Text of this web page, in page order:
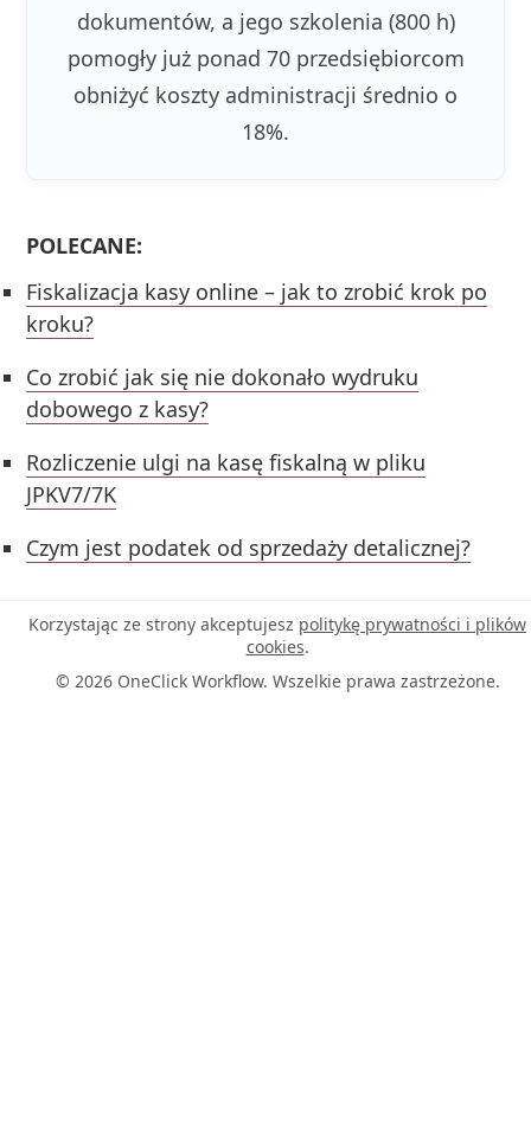
dokumentów, a jego szkolenia (800 h)
pomogły już ponad 70 przedsiębiorcom
obniżyć koszty administracji średnio o
18%.
POLECANE:
Fiskalizacja kasy online – jak to zrobić krok po
kroku?
Co zrobić jak się nie dokonało wydruku
dobowego z kasy?
Rozliczenie ulgi na kasę fiskalną w pliku
JPKV7/7K
Czym jest podatek od sprzedaży detalicznej?
Korzystając ze strony akceptujesz politykę prywatności i plików
cookies.
© 2026 OneClick Workflow. Wszelkie prawa zastrzeżone.